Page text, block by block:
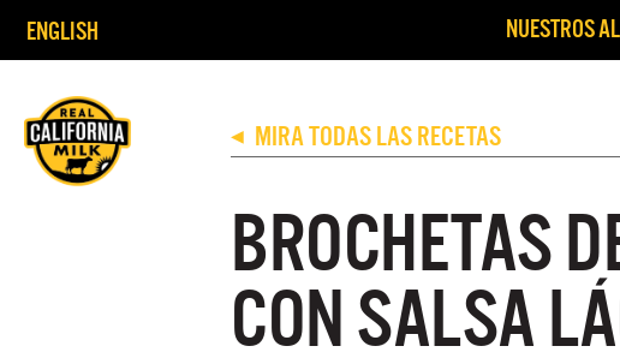
ENGLISH NUESTROS
◀ MIRA TODAS LAS RECETAS
BROCHETAS
CON SALSA